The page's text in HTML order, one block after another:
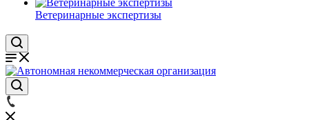
Ветеринарные экспертизы